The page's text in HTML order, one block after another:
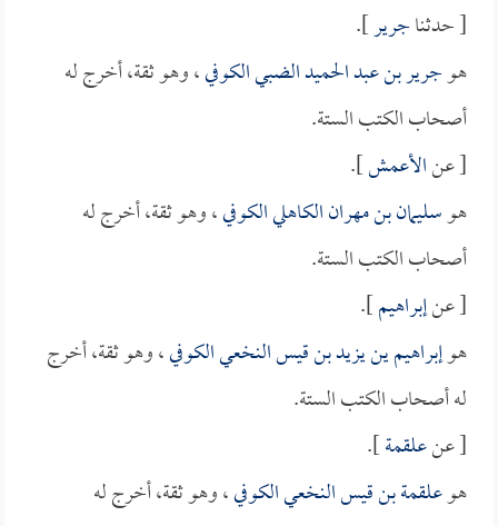
[ حدثناجرير].
هوجرير بن عبد الحميد الضبي الكوفي، وهو ثقة، أخرج له
أصحاب الكتب الستة.
[ عنالأعمش].
هوسليمان بن مهران الكاهلي الكوفي، وهو ثقة، أخرج له
أصحاب الكتب الستة.
[ عنإبراهيم].
هوإبراهيم ين يزيد بن قيس النخعي الكوفي، وهو ثقة، أخرج
له أصحاب الكتب الستة.
[ عنعلقمة].
هوعلقمة بن قيس النخعي الكوفي، وهو ثقة، أخرج له